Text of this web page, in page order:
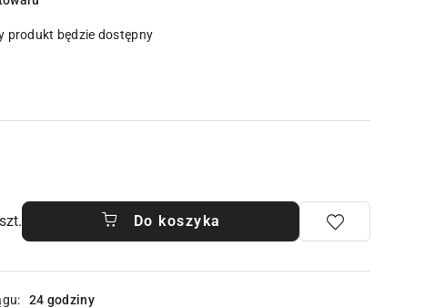
produkt będzie dostępny
szt. Do koszyka
24 godziny